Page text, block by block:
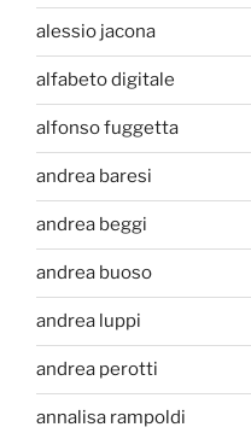
alessio jacona
alfabeto digitale
alfonso fuggetta
andrea baresi
andrea beggi
andrea buoso
andrea luppi
andrea perotti
annalisa rampoldi